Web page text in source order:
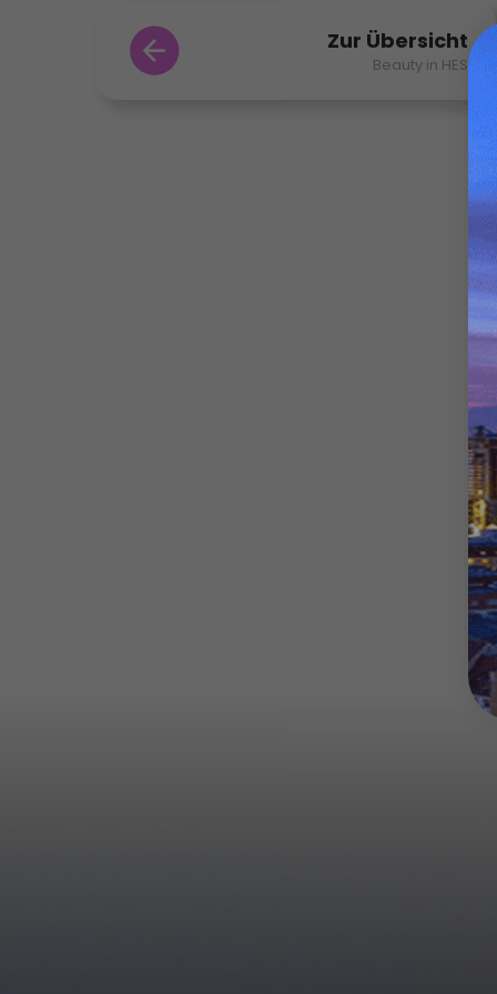
Zur Übersicht
Beauty in HES